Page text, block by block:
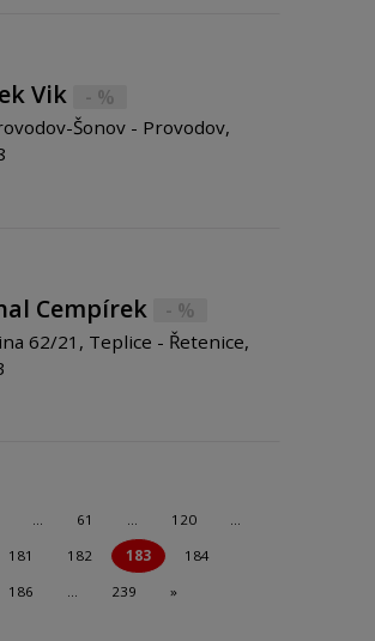
Vik - %
Šonov - Provodov,
Cempírek - %
62/21, Teplice - Řetenice,
… 61 … 120
…
181 182 183
184
186 … 239 »